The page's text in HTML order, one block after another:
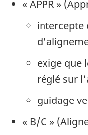
« APPR »
intercepte
exige que
réglé sur
guidage
« B/C »